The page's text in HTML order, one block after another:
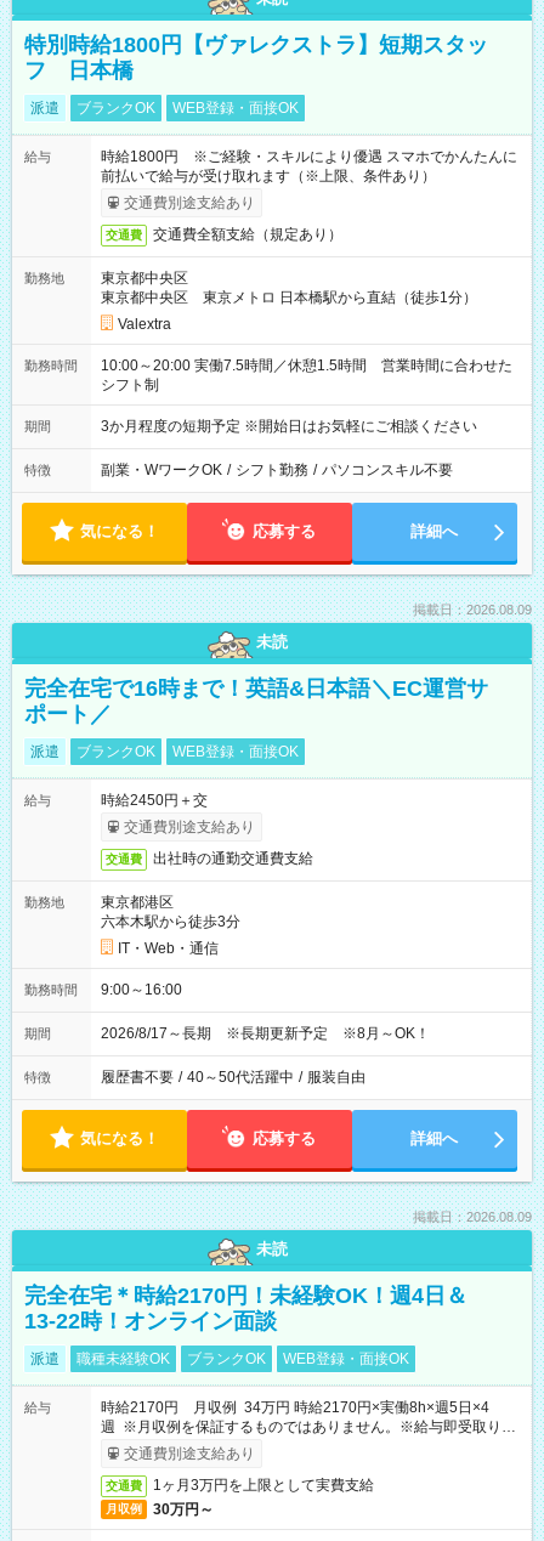
特別時給1800円【ヴァレクストラ】短期スタッ
フ 日本橋
派遣 ブランクOK WEB登録・面接OK
給与
時給1800円 ※ご経験・スキルにより優遇 スマホでかんたんに
前払いで給与が受け取れます（※上限、条件あり）
交通費別途支給あり
交通費 交通費全額支給（規定あり）
勤務地
東京都中央区
東京都中央区 東京メトロ 日本橋駅から直結（徒歩1分）
Valextra
勤務時間
10:00～20:00 実働7.5時間／休憩1.5時間 営業時間に合わせた
シフト制
期間 3か月程度の短期予定 ※開始日はお気軽にご相談ください
特徴 副業・WワークOK / シフト勤務 / パソコンスキル不要
気になる！ 応募する 詳細へ
掲載日：2026.08.09
未読
完全在宅で16時まで！英語&日本語＼EC運営サ
ポート／
派遣 ブランクOK WEB登録・面接OK
給与
時給2450円＋交
交通費別途支給あり
交通費 出社時の通勤交通費支給
勤務地
東京都港区
六本木駅から徒歩3分
IT・Web・通信
勤務時間 9:00～16:00
期間 2026/8/17～長期 ※長期更新予定 ※8月～OK！
特徴 履歴書不要 / 40～50代活躍中 / 服装自由
気になる！ 応募する 詳細へ
掲載日：2026.08.09
未読
完全在宅＊時給2170円！未経験OK！週4日＆
13-22時！オンライン面談
派遣 職種未経験OK ブランクOK WEB登録・面接OK
給与
時給2170円 月収例 34万円 時給2170円×実働8h×週5日×4
週 ※月収例を保証するものではありません。※給与即受取りサ
ービス利用可（利用条件有）
交通費別途支給あり
交通費 1ヶ月3万円を上限として実費支給
月収例 30万円～